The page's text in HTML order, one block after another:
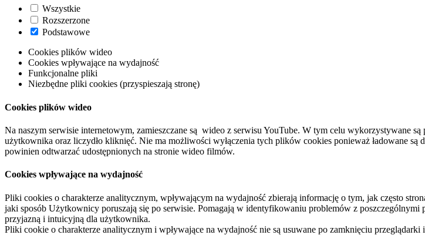
Wszystkie
Rozszerzone
Podstawowe
Cookies plików wideo
Cookies wpływające na wydajność
Funkcjonalne pliki
Niezbędne pliki cookies (przyspieszają stronę)
Cookies plików wideo
Na naszym serwisie internetowym, zamieszczane są wideo z serwisu YouTube. W tym celu wykorzystywane
użytkownika oraz liczydło kliknięć. Nie ma możliwości wyłączenia tych plików cookies ponieważ ładowane
powinien odtwarzać udostępnionych na stronie wideo filmów.
Cookies wpływające na wydajność
Pliki cookies o charakterze analitycznym, wpływającym na wydajność zbierają informację o tym, jak często
jaki sposób Użytkownicy poruszają się po serwisie. Pomagają w identyfikowaniu problemów z
przyjazną i intuicyjną dla użytkownika.
Pliki cookie o charakterze analitycznym i wpływające na wydajność nie są usuwane po zamknięciu